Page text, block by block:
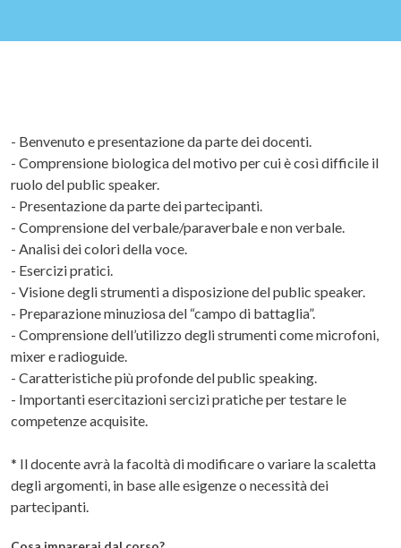
- Benvenuto e presentazione da parte dei docenti.
- Comprensione biologica del motivo per cui è così difficile il
ruolo del public speaker.
- Presentazione da parte dei partecipanti.
- Comprensione del verbale/paraverbale e non verbale.
- Analisi dei colori della voce.
- Esercizi pratici.
- Visione degli strumenti a disposizione del public speaker.
- Preparazione minuziosa del “campo di battaglia”.
- Comprensione dell’utilizzo degli strumenti come microfoni,
mixer e radioguide.
- Caratteristiche più profonde del public speaking.
- Importanti esercitazioni sercizi pratiche per testare le
competenze acquisite.
* Il docente avrà la facoltà di modificare o variare la scaletta
degli argomenti, in base alle esigenze o necessità dei
partecipanti.